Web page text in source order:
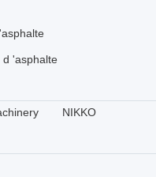
d 'asphalte
NIKKO